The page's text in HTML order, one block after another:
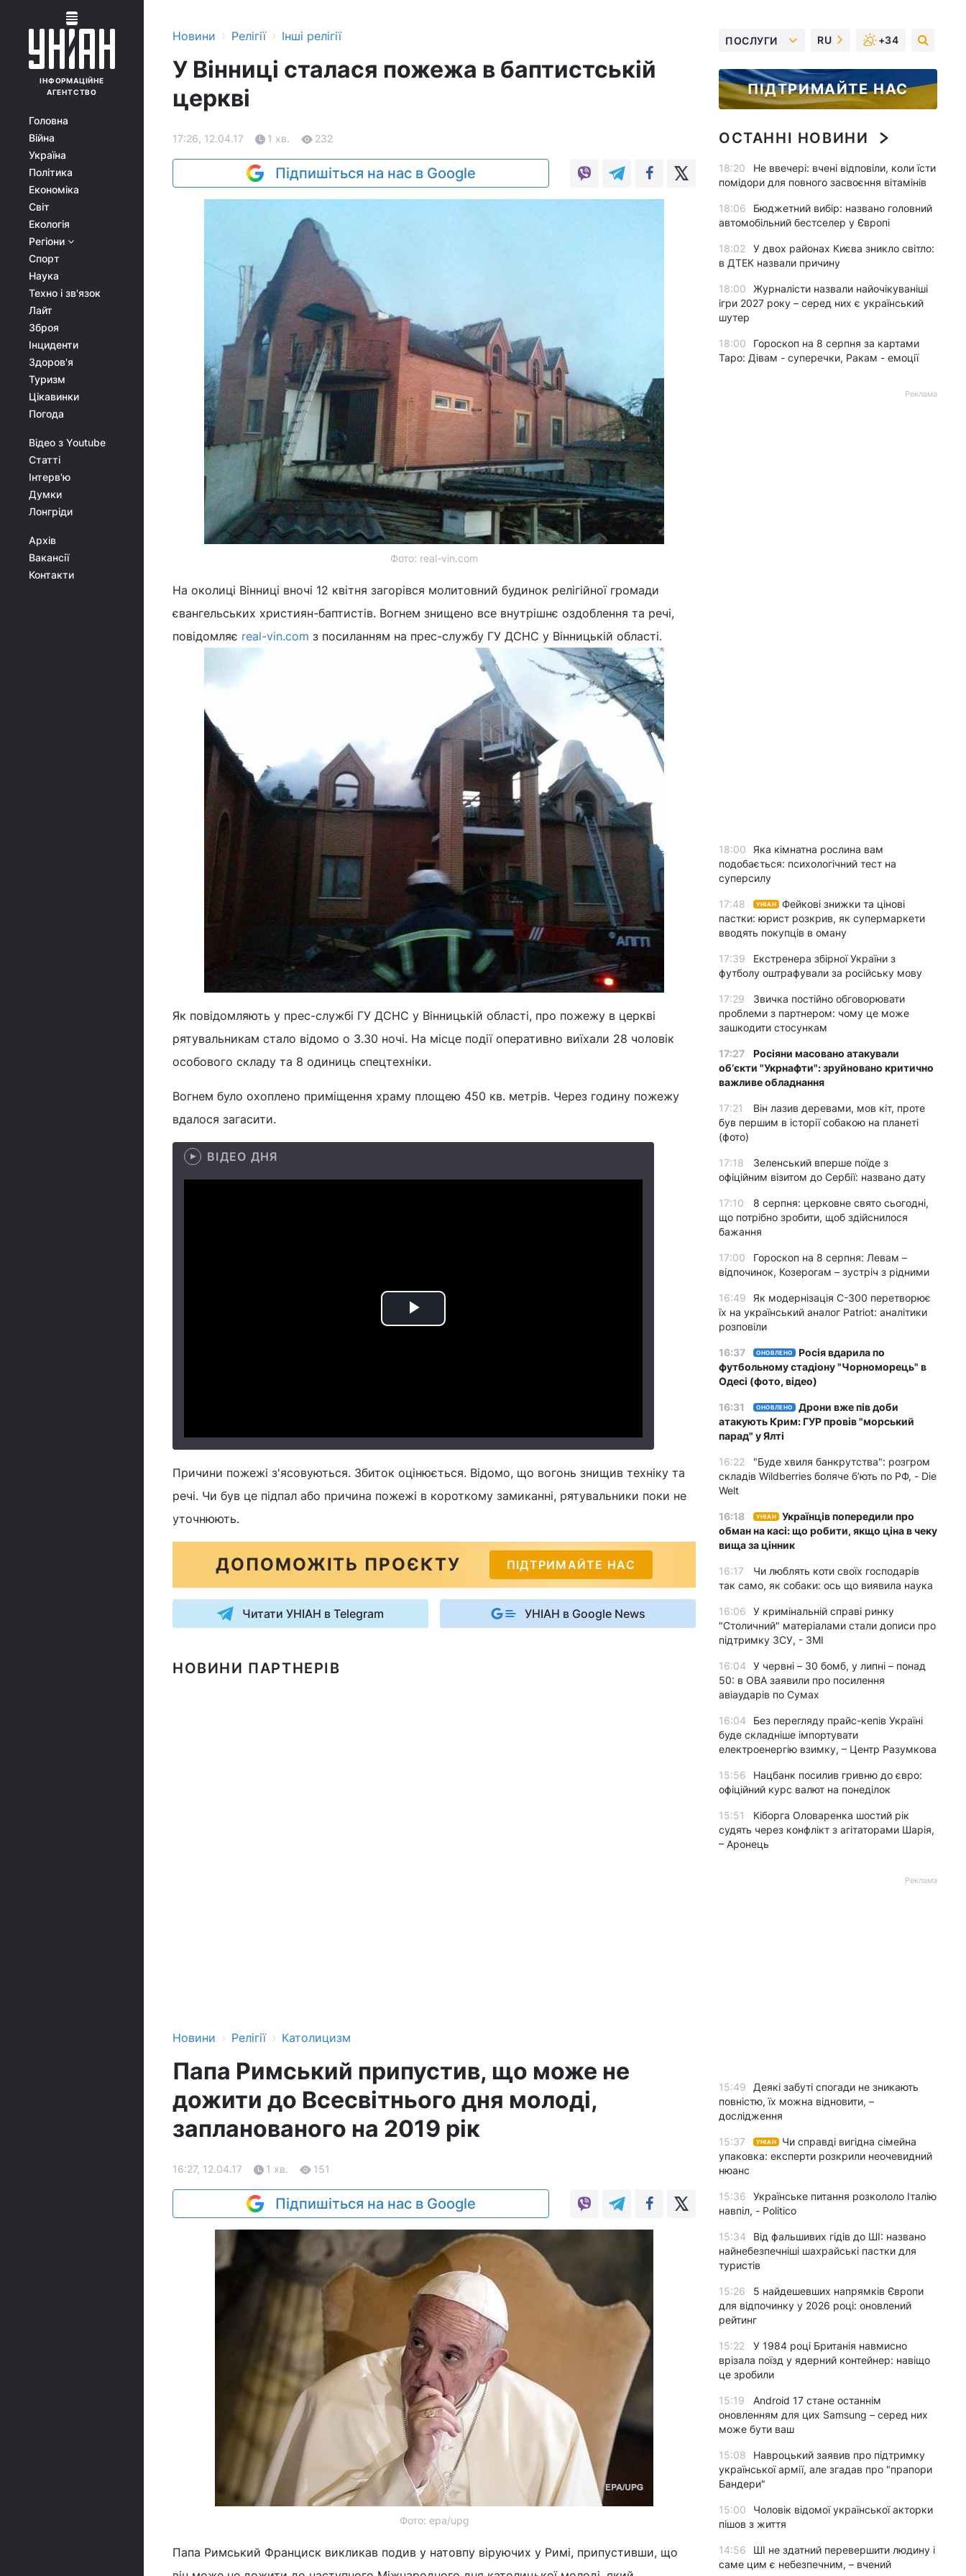
ІНФОРМАЦІЙНЕ
АГЕНТСТВО
Головна
Війна
Україна
Політика
Економіка
Світ
Екологія
Регіони
Спорт
Наука
Техно і зв'язок
Лайт
Зброя
Інциденти
Здоров'я
Туризм
Цікавинки
Погода
Відео з Youtube
Статті
Інтерв'ю
Думки
Лонгріди
Архів
Вакансії
Контакти
Новини › Релігії › Інші релігії
У Вінниці сталася пожежа в баптистській
церкві
17:26, 12.04.17 1 хв. 232
Підпишіться на нас в Google
Фото: real-vin.com
На околиці Вінниці вночі 12 квітня загорівся молитовний будинок релігійної громади
євангельських християн-баптистів. Вогнем знищено все внутрішнє оздоблення та речі,
повідомляє real-vin.com з посиланням на прес-службу ГУ ДСНС у Вінницькій області.
Як повідомляють у прес-службі ГУ ДСНС у Вінницькій області, про пожежу в церкві
рятувальникам стало відомо о 3.30 ночі. На місце події оперативно виїхали 28 чоловік
особового складу та 8 одиниць спецтехніки.
Вогнем було охоплено приміщення храму площею 450 кв. метрів. Через годину пожежу
вдалося загасити.
ВІДЕО ДНЯ
Play
Причини пожежі з'ясовуються. Збиток оцінюється. Відомо, що вогонь знищив техніку та
речі. Чи був це підпал або причина пожежі в короткому замиканні, рятувальники поки не
уточнюють.
ДОПОМОЖІТЬ ПРОЄКТУ ПІДТРИМАЙТЕ НАС
Читати УНІАН в Telegram УНІАН в Google News
НОВИНИ ПАРТНЕРІВ
Новини › Релігії › Католицизм
Папа Римський припустив, що може не
дожити до Всесвітнього дня молоді,
запланованого на 2019 рік
16:27, 12.04.17 1 хв. 151
Підпишіться на нас в Google
Фото: ера/upg
Папа Римський Франциск викликав подив у натовпу віруючих у Римі, припустивши, що
ПОСЛУГИ RU +34
ПІДТРИМАЙТЕ НАС
ОСТАННІ НОВИНИ
18:20
Не ввечері: вчені відповіли, коли їсти
помідори для повного засвоєння вітамінів
18:06
Бюджетний вибір: названо головний
автомобільний бестселер у Європі
18:02
У двох районах Києва зникло світло:
в ДТЕК назвали причину
18:00
Журналісти назвали найочікуваніші
ігри 2027 року – серед них є український
шутер
18:00
Гороскоп на 8 серпня за картами
Таро: Дівам - суперечки, Ракам - емоції
Реклама
18:00
Яка кімнатна рослина вам
подобається: психологічний тест на
суперсилу
17:48 УНІАН
Фейкові знижки та цінові
пастки: юрист розкрив, як супермаркети
вводять покупців в оману
17:39
Екстренера збірної України з
футболу оштрафували за російську мову
17:29
Звичка постійно обговорювати
проблеми з партнером: чому це може
зашкодити стосункам
17:27
Росіяни масовано атакували
обʼєкти "Укрнафти": зруйновано критично
важливе обладнання
17:21
Він лазив деревами, мов кіт, проте
був першим в історії собакою на планеті
(фото)
17:18
Зеленський вперше поїде з
офіційним візитом до Сербії: названо дату
17:10
8 серпня: церковне свято сьогодні,
що потрібно зробити, щоб здійснилося
бажання
17:00
Гороскоп на 8 серпня: Левам –
відпочинок, Козерогам – зустріч з рідними
16:49
Як модернізація С-300 перетворює
їх на український аналог Patriot: аналітики
розповіли
16:37 ОНОВЛЕНО
Росія вдарила по
футбольному стадіону "Чорноморець" в
Одесі (фото, відео)
16:31 ОНОВЛЕНО
Дрони вже пів доби
атакують Крим: ГУР провів "морський
парад" у Ялті
16:22
"Буде хвиля банкрутства": розгром
складів Wildberries боляче бʼють по РФ, - Die
Welt
16:18 УНІАН
Українців попередили про
обман на касі: що робити, якщо ціна в чеку
вища за цінник
16:17
Чи люблять коти своїх господарів
так само, як собаки: ось що виявила наука
16:06
У кримінальній справі ринку
"Столичний" матеріалами стали дописи про
підтримку ЗСУ, - ЗМІ
16:04
У червні – 30 бомб, у липні – понад
50: в ОВА заявили про посилення
авіаударів по Сумах
16:04
Без перегляду прайс-кепів Україні
буде складніше імпортувати
електроенергію взимку, – Центр Разумкова
15:56
Нацбанк посилив гривню до євро:
офіційний курс валют на понеділок
15:51
Кіборга Оловаренка шостий рік
судять через конфлікт з агітаторами Шарія,
– Аронець
Реклама
15:49
Деякі забуті спогади не зникають
повністю, їх можна відновити, –
дослідження
15:37 УНІАН
Чи справді вигідна сімейна
упаковка: експерти розкрили неочевидний
нюанс
15:36
Українське питання розкололо Італію
навпіл, - Politico
15:34
Від фальшивих гідів до ШІ: названо
найнебезпечніші шахрайські пастки для
туристів
15:26
5 найдешевших напрямків Європи
для відпочинку у 2026 році: оновлений
рейтинг
15:22
У 1984 році Британія навмисно
врізала поїзд у ядерний контейнер: навіщо
це зробили
15:19
Android 17 стане останнім
оновленням для цих Samsung – серед них
може бути ваш
15:08
Навроцький заявив про підтримку
української армії, але згадав про "прапори
Бандери"
15:00
Чоловік відомої української акторки
пішов з життя
14:56
ШІ не здатний перевершити людину і
саме цим є небезпечним, – вчений